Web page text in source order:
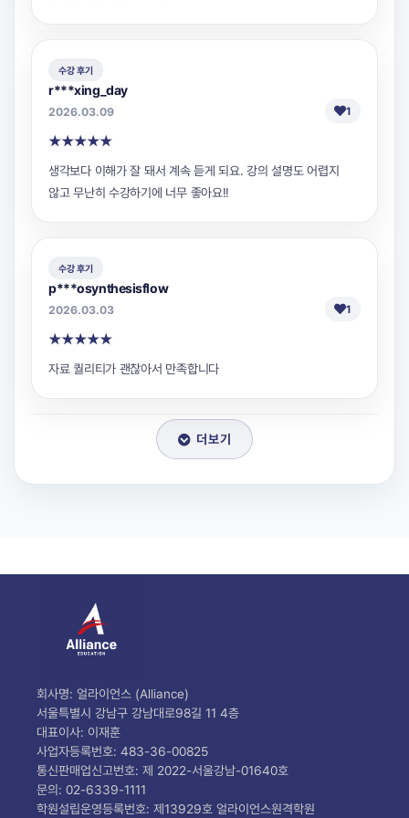
수강 후기
r***xing_day
2026.03.09 1
★★★★★
생각보다 이해가 잘 돼서 계속 듣게 되요. 강의 설명도 어렵지
않고 무난히 수강하기에 너무 좋아요!!
수강 후기
p***osynthesisflow
2026.03.03 1
★★★★★
자료 퀄리티가 괜찮아서 만족합니다
더보기
회사명: 얼라이언스 (Alliance)
서울특별시 강남구 강남대로98길 11 4층
대표이사: 이재훈
사업자등록번호: 483-36-00825
통신판매업신고번호: 제 2022-서울강남-01640호
문의: 02-6339-1111
학원설립운영등록번호: 제13929호 얼라이언스원격학원